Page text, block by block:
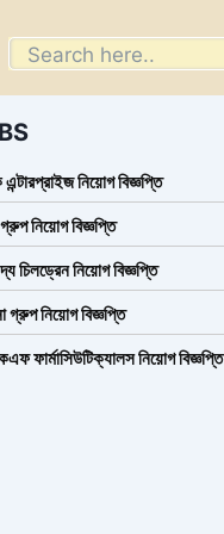
এন্টারপ্রাইজ নিয়োগ বিজ্ঞপ্তি
নিয়োগ বিজ্ঞপ্তি
চিলড্রেন নিয়োগ বিজ্ঞপ্তি
গ্রুপ নিয়োগ বিজ্ঞপ্তি
ফার্মাসিউটিক্যালস নিয়োগ বিজ্ঞপ্তি